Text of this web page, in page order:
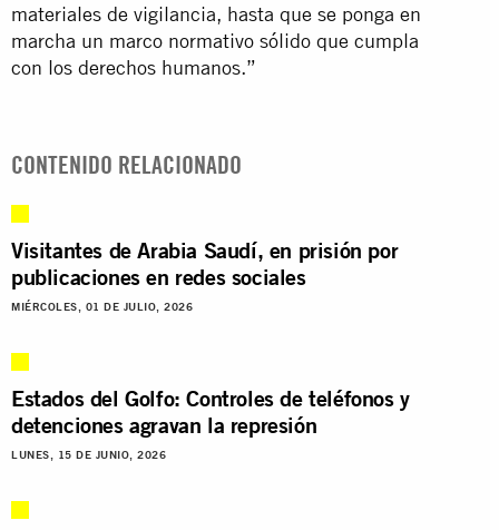
materiales de vigilancia, hasta que se ponga en
marcha un marco normativo sólido que cumpla
con los derechos humanos.”
CONTENIDO RELACIONADO
Visitantes de Arabia Saudí, en prisión por
publicaciones en redes sociales
MIÉRCOLES, 01 DE JULIO, 2026
Estados del Golfo: Controles de teléfonos y
detenciones agravan la represión
LUNES, 15 DE JUNIO, 2026